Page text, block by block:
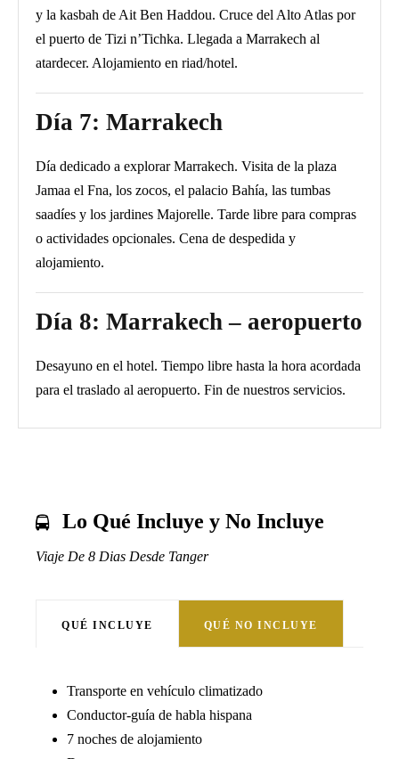
y la kasbah de Ait Ben Haddou. Cruce del Alto Atlas por
el puerto de Tizi n’Tichka. Llegada a Marrakech al
atardecer. Alojamiento en riad/hotel.
Día 7: Marrakech
Día dedicado a explorar Marrakech. Visita de la plaza
Jamaa el Fna, los zocos, el palacio Bahía, las tumbas
saadíes y los jardines Majorelle. Tarde libre para compras
o actividades opcionales. Cena de despedida y
alojamiento.
Día 8: Marrakech – aeropuerto
Desayuno en el hotel. Tiempo libre hasta la hora acordada
para el traslado al aeropuerto. Fin de nuestros servicios.
Lo Qué Incluye y No Incluye
Viaje De 8 Dias Desde Tanger
QUÉ INCLUYE QUÉ NO INCLUYE
Transporte en vehículo climatizado
Conductor-guía de habla hispana
7 noches de alojamiento